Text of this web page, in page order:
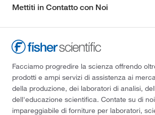
Mettiti in Contatto con Noi
Facciamo progredire la scienza offrendo
prodotti e ampi servizi di assistenza ai
della produzione, dei laboratori di analisi,
dell'educazione scientifica. Contate su di
impareggiabile di forniture per laboratori,